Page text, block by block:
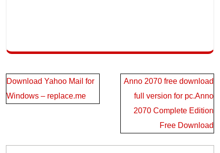
Post
navigation
Download Yahoo Mail for
Windows – replace.me
Anno 2070 free download
full version for pc.Anno
2070 Complete Edition
Free Download